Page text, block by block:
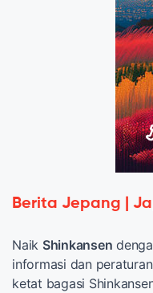
Berita Jepang |
Naik Shinkansen
informasi dan
ketat bagasi